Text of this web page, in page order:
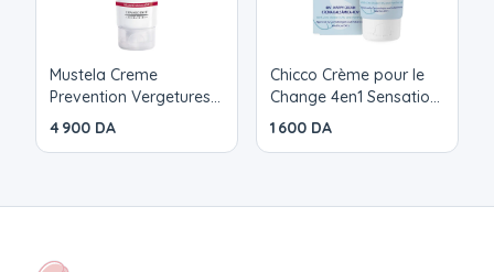
Mustela Creme
Prevention Vergetures
150ml
4 900 DA
Chicco Crème pour le
Change 4en1 Sensation
Naturell
1 600 DA